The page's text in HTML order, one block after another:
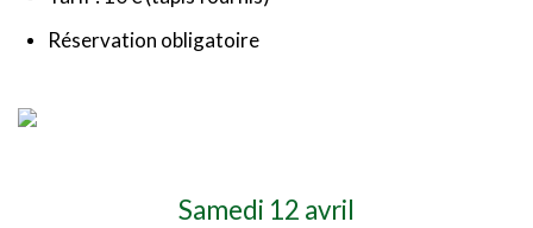
Réservation obligatoire
Samedi 12 avril